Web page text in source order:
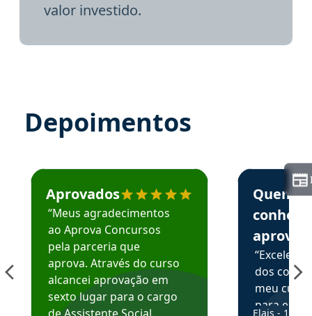
valor investido.
Depoimentos
Estudante José recomenda o Aprova Concursos em
Aprovados
“Meus agradecimentos
ao Aprova Concursos
pela parceria que
aprova. Através do curso
alcancei aprovação em
sexto lugar para o cargo
Estudante
Quem
aprova
dos
meu
para
Elais - 15/